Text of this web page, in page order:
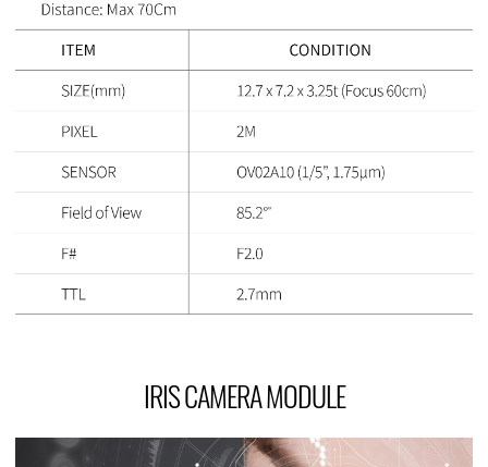
IRIS CAMERA MODULE